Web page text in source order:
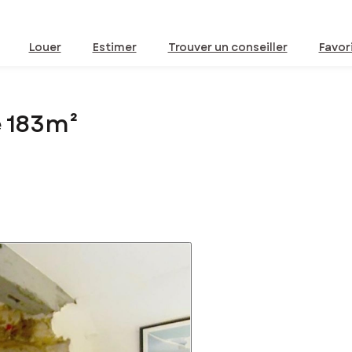
Louer Estimer Trouver un conseiller